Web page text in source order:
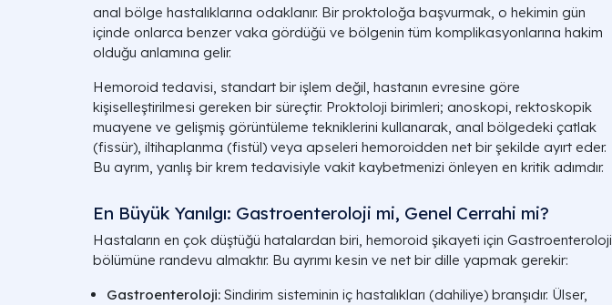
anal bölge hastalıklarına odaklanır. Bir proktoloğa başvurmak, o hekimin gün
içinde onlarca benzer vaka gördüğü ve bölgenin tüm komplikasyonlarına hakim
olduğu anlamına gelir.
Hemoroid tedavisi, standart bir işlem değil, hastanın evresine göre
kişiselleştirilmesi gereken bir süreçtir. Proktoloji birimleri; anoskopi, rektoskopik
muayene ve gelişmiş görüntüleme tekniklerini kullanarak, anal bölgedeki çatlak
(fissür), iltihaplanma (fistül) veya apseleri hemoroidden net bir şekilde ayırt eder.
Bu ayrım, yanlış bir krem tedavisiyle vakit kaybetmenizi önleyen en kritik adımdır.
En Büyük Yanılgı: Gastroenteroloji mi, Genel Cerrahi mi?
Hastaların en çok düştüğü hatalardan biri, hemoroid şikayeti için Gastroenteroloji
bölümüne randevu almaktır. Bu ayrımı kesin ve net bir dille yapmak gerekir:
Gastroenteroloji: Sindirim sisteminin iç hastalıkları (dahiliye) branşıdır. Ülser,